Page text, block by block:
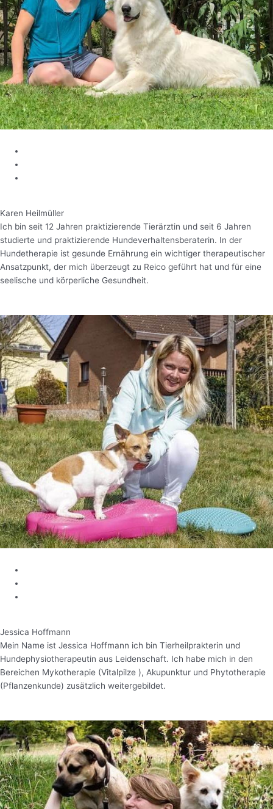
Karen Heilmüller​
Ich bin seit 12 Jahren praktizierende Tierärztin und seit 6 Jahren
studierte und praktizierende Hundeverhaltensberaterin. In der
Hundetherapie ist gesunde Ernährung ein wichtiger therapeutischer
Ansatzpunkt, der mich überzeugt zu Reico geführt hat und für eine
seelische und körperliche Gesundheit.
Jessica Hoffmann​
Mein Name ist Jessica Hoffmann ich bin Tierheilprakterin und
Hundephysiotherapeutin aus Leidenschaft. Ich habe mich in den
Bereichen Mykotherapie (Vitalpilze ), Akupunktur und Phytotherapie
(Pflanzenkunde) zusätzlich weitergebildet.